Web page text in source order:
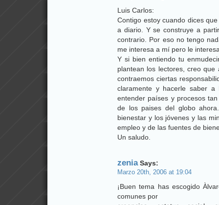
Luis Carlos:
Contigo estoy cuando dices
a diario. Y se construye a
contrario. Por eso no tengo
me interesa a mí pero le
Y si bien entiendo tu
plantean los lectores, creo
contraemos ciertas
claramente y hacerle saber
entender países y procesos
de los paises del globo
bienestar y los jóvenes y las
empleo y de las fuentes de
Un saludo.
zeniaSays:
Marzo 20th, 2006 at 19:04
¡Buen tema has escogido
comunes por